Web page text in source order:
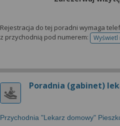
Rejestracja do tej poradni wymaga
z przychodnią pod numerem:
Poradnia (gabinet)
Przychodnia "Lekarz domowy"